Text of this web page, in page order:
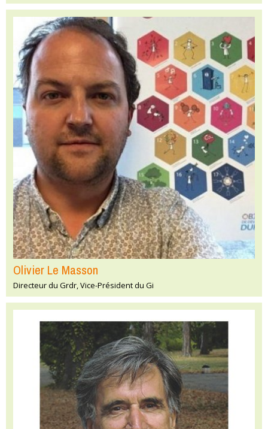
Olivier Le Masson
Directeur du Grdr, Vice-Président du Gi